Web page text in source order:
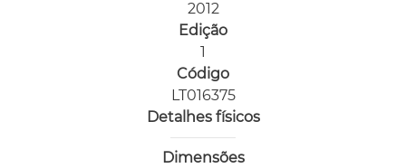
2012
Edição
1
Código
LT016375
Detalhes físicos
Dimensões